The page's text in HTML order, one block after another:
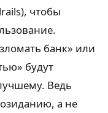
чтобы
банк» или
будут
Ведь
а не